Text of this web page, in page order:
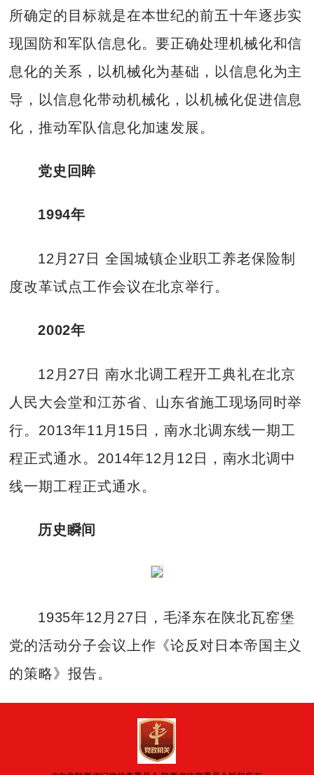
所确定的目标就是在本世纪的前五十年逐步实
现国防和军队信息化。要正确处理机械化和信
息化的关系，以机械化为基础，以信息化为主
导，以信息化带动机械化，以机械化促进信息
化，推动军队信息化加速发展。
党史回眸
1994年
12月27日 全国城镇企业职工养老保险制
度改革试点工作会议在北京举行。
2002年
12月27日 南水北调工程开工典礼在北京
人民大会堂和江苏省、山东省施工现场同时举
行。2013年11月15日，南水北调东线一期工
程正式通水。2014年12月12日，南水北调中
线一期工程正式通水。
历史瞬间
1935年12月27日，毛泽东在陕北瓦窑堡
党的活动分子会议上作《论反对日本帝国主义
的策略》报告。